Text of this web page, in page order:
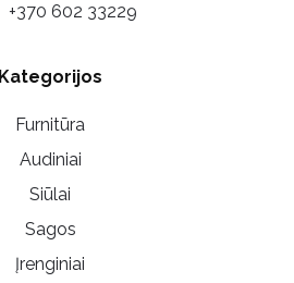
+370 602 33229
Kategorijos
Furnitūra
Audiniai
Siūlai
Sagos
Įrenginiai